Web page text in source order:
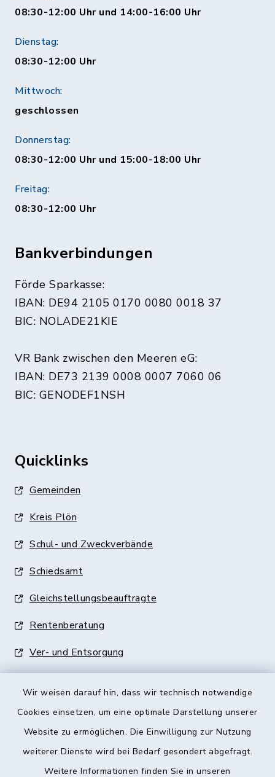
Wir weisen darauf hin, dass wir technisch notwendige
Cookies einsetzen, um eine optimale Darstellung unserer
Website zu ermöglichen. Die Einwilligung zur Nutzung
weiterer Dienste wird bei Bedarf gesondert abgefragt.
Weitere Informationen finden Sie in unseren
08:30-12:00 Uhr und 14:00-16:00 Uhr
Dienstag:
08:30-12:00 Uhr
Mittwoch:
geschlossen
Donnerstag:
08:30-12:00 Uhr und 15:00-18:00 Uhr
Freitag:
08:30-12:00 Uhr
Bankverbindungen
Förde Sparkasse:
IBAN: DE94 2105 0170 0080 0018 37
BIC: NOLADE21KIE
VR Bank zwischen den Meeren eG:
IBAN: DE73 2139 0008 0007 7060 06
BIC: GENODEF1NSH
Quicklinks
Gemeinden
Kreis Plön
Schul- und Zweckverbände
Schiedsamt
Gleichstellungsbeauftragte
Rentenberatung
Ver- und Entsorgung